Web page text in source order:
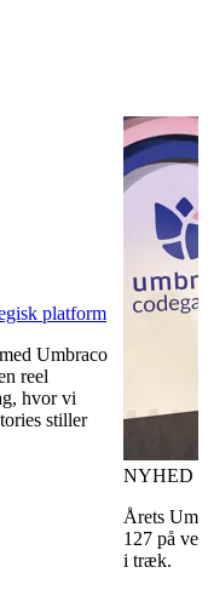
platform
Umbraco
reel
hvor vi
stiller
NYHED
Årets
127 på
i træk.